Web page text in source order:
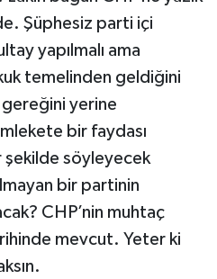
Şüphesiz parti içi
yapılmalı ama
temelinden geldiğini
gereğini yerine
bir faydası
şekilde söyleyecek
bir partinin
CHP’nin muhtaç
mevcut. Yeter ki